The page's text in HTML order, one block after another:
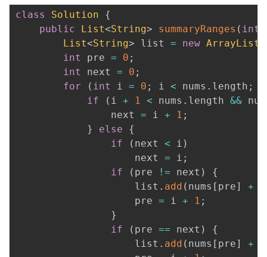
class Solution
{
public
List<String> summaryRanges ( int
List<String> list = new ArrayList
int
pre = 0 ;
int
next = 0 ;
for
( int i = 0 ; i < nums . length ;
if
( i + 1 < nums . length &&
                next
= i + 1 ;
}
else
{
if
( next < i )
                    next
= i ;
if
( pre != next )
{
                    list
. add ( nums [ pre] +
                    pre
= i + 1 ;
}
if
( pre == next )
{
                    list
. add ( nums [ pre] +